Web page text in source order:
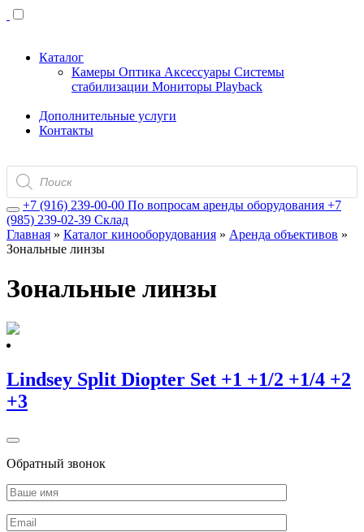
Каталог
Камеры Оптика Аксессуары Системы
стабилизации Мониторы Playback
Дополнительные услуги
Контакты
Поиск
товаров
+7 (916) 239-00-00 По вопросам аренды оборудования +7
(985) 239-02-39 Склад
Главная » Каталог кинооборудования » Аренда объективов »
Зональные линзы
Зональные линзы
Lindsey Split Diopter Set +1 +1/2 +1/4 +2
+3
Обратный звонок